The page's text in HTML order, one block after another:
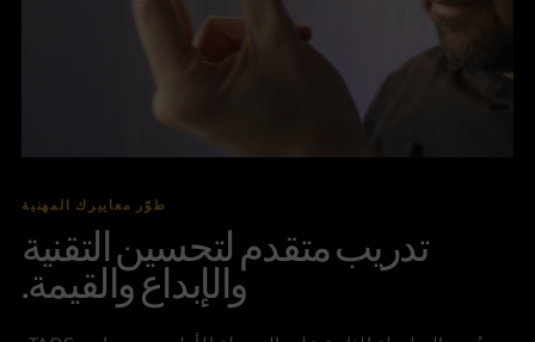
طوّر معاييرك المهنية
تدريب متقدم لتحسين التقنية
والإبداع والقيمة.